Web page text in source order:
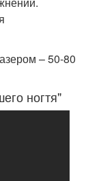
– 50-80
ногтя"